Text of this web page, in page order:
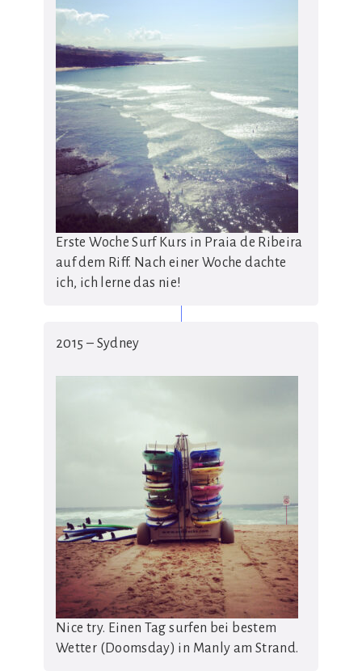
Erste Woche Surf Kurs in Praia de Ribeira
auf dem Riff. Nach einer Woche dachte
ich, ich lerne das nie!
2015 – Sydney
Nice try. Einen Tag surfen bei bestem
Wetter (Doomsday) in Manly am Strand.